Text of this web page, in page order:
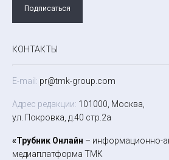
Подписаться
КОНТАКТЫ
E-mail: pr@tmk-group.com
Адрес редакции: 101000, Москва,
ул. Покровка, д.40 стр.2а
«Трубник Онлайн – информационно-
медиаплатформа ТМК